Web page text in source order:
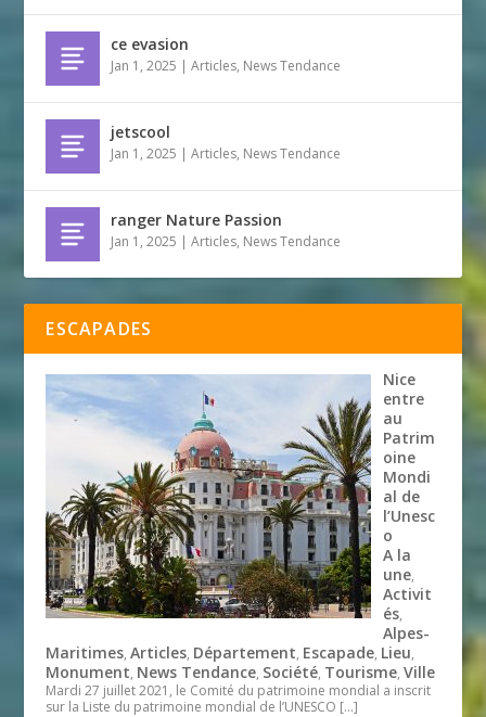
ce evasion
Jan 1, 2025 |Articles, News Tendance
jetscool
Jan 1, 2025 |Articles, News Tendance
ranger Nature Passion
Jan 1, 2025 |Articles, News Tendance
ESCAPADES
Nice
entre
au
Patrim
oine
Mondi
al de
l’Unesc
o
A la
une,
Activit
és,
Alpes-
Maritimes,Articles, Département, Escapade, Lieu,
Monument, News Tendance, Société, Tourisme,Ville
Mardi 27 juillet 2021, le Comité du patrimoine mondial a inscrit
sur la Liste du patrimoine mondial de l’UNESCO […]